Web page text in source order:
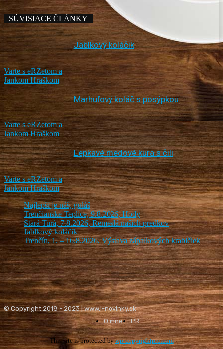
SÚVISIACE ČLÁNKY
Varte s eRZetom a
Jankom Hraškom
Jablkový koláčik
Varte s eRZetom a
Jankom Hraškom
Marhuľový koláč s posýpkou
Varte s eRZetom a
Jankom Hraškom
Lepkavé medové kura s čili
Najlepší je náš, guláš
Trenčianske Teplice, 9.8.2026, Hody
Stará Turá, 7.8.2026, Remeslá našich predkov
Jablkový koláčik
Trenčín, 1. – 16.8.2026, Výstava zápalkových krabičiek
© Copyright 2018 - 2023 | www.i-novinky.sk
O mne
PR
This site is protected bywp-copyrightpro.com